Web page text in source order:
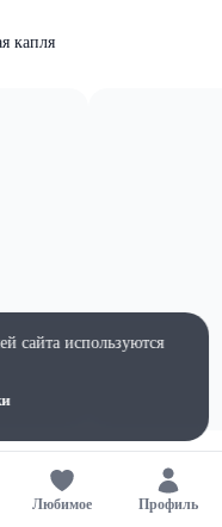
капля
Любимое Профиль
сайта используются